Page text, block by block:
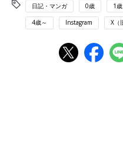
日記・マンガ 0歳 1歳
4歳～ Instagram X（